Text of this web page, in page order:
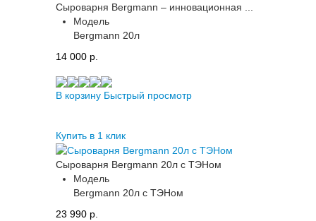
​Сыроварня Bergmann – инновационная ...
Модель
Bergmann 20л
14 000 p.
В корзину Быстрый просмотр
Купить в 1 клик
Сыроварня Bergmann 20л с ТЭНом
Модель
Bergmann 20л с ТЭНом
23 990 p.